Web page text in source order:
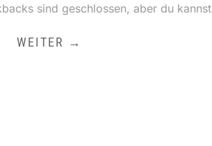
sind geschlossen, aber du kannst
WEITER →